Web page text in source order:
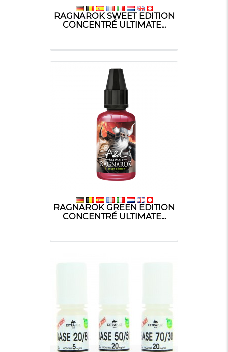
RAGNAROK SWEET EDITION
CONCENTRÉ ULTIMATE...
RAGNAROK GREEN EDITION
CONCENTRÉ ULTIMATE...